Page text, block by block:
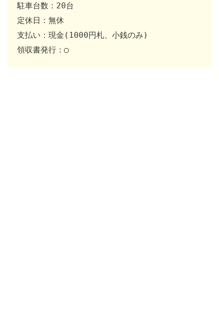
駐車台数：20台
定休日：無休
支払い：現金(1000円札、小銭のみ)
領収書発行：◯